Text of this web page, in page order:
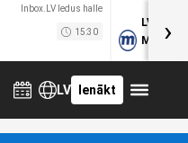
Inbox.LV ledus halle
15:30
LVB
MOG›
LV Ienākt